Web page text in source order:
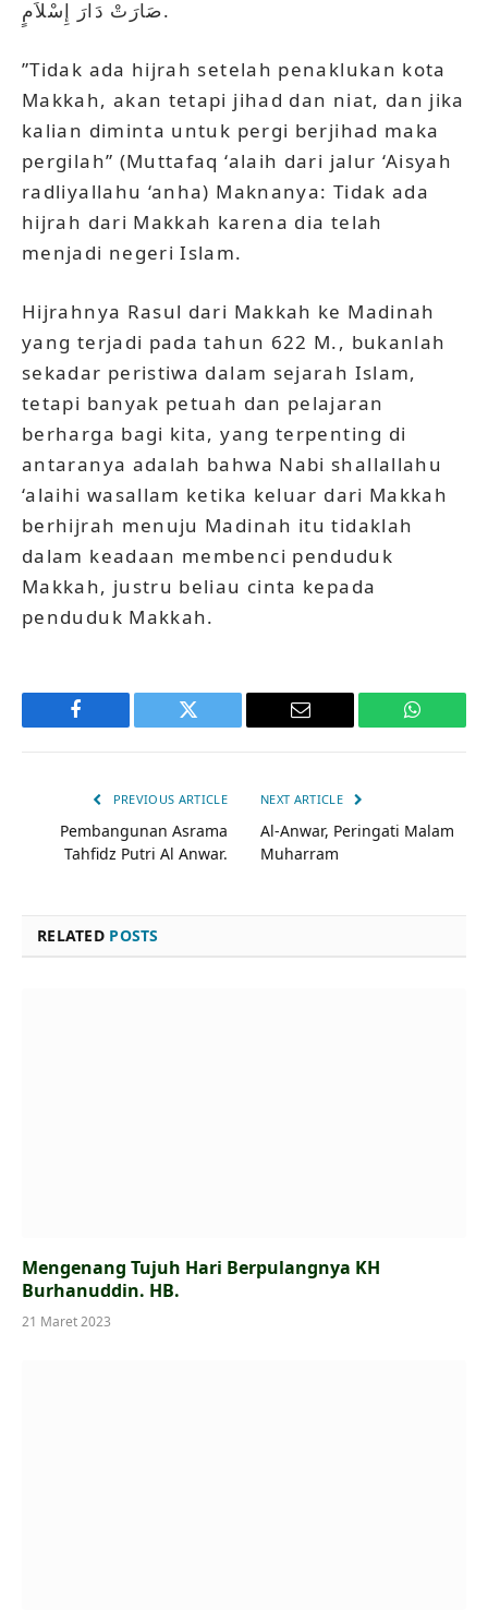
صَارَتْ دَارَ إِسْلاَمٍ.
”Tidak ada hijrah setelah penaklukan kota
Makkah, akan tetapi jihad dan niat, dan jika
kalian diminta untuk pergi berjihad maka
pergilah” (Muttafaq ‘alaih dari jalur ‘Aisyah
radliyallahu ‘anha) Maknanya: Tidak ada
hijrah dari Makkah karena dia telah
menjadi negeri Islam.
Hijrahnya Rasul dari Makkah ke Madinah
yang terjadi pada tahun 622 M., bukanlah
sekadar peristiwa dalam sejarah Islam,
tetapi banyak petuah dan pelajaran
berharga bagi kita, yang terpenting di
antaranya adalah bahwa Nabi shallallahu
‘alaihi wasallam ketika keluar dari Makkah
berhijrah menuju Madinah itu tidaklah
dalam keadaan membenci penduduk
Makkah, justru beliau cinta kepada
penduduk Makkah.
Facebook Twitter Email
PREVIOUS ARTICLE
Pembangunan Asrama
Tahfidz Putri Al Anwar.
NEXT ARTICLE
Al-Anwar, Peringati Malam
Muharram
RELATED POSTS
Mengenang Tujuh Hari Berpulangnya KH
Burhanuddin. HB.
21 Maret 2023